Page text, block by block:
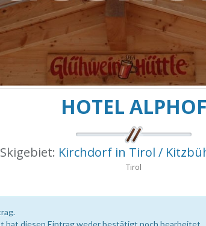
HOTEL ALPHOF
Skigebiet: Kirchdorf in Tirol /
Tirol